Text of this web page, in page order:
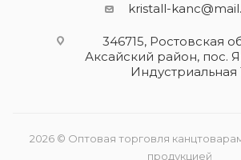
kristall-
346715, Ростовская
Аксайский район, пос.
Индустриальная
2026 © Оптовая торговля
продукцией